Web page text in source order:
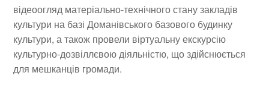
відеоогляд матеріально-технічного стану закладів
культури на базі Доманівського базового будинку
культури, а також провели віртуальну екскурсію
культурно-дозвіллєвою діяльністю, що здійснюється
для мешканців громади.